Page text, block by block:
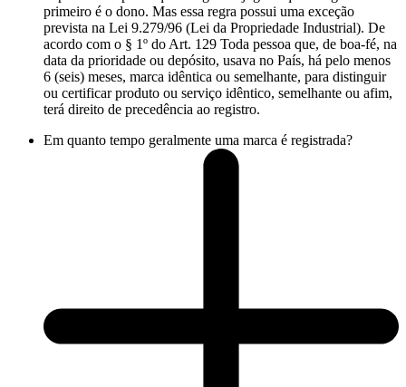
primeiro é o dono. Mas essa regra possui uma exceção
prevista na Lei 9.279/96 (Lei da Propriedade Industrial). De
acordo com o § 1º do Art. 129 Toda pessoa que, de boa-fé, na
data da prioridade ou depósito, usava no País, há pelo menos
6 (seis) meses, marca idêntica ou semelhante, para distinguir
ou certificar produto ou serviço idêntico, semelhante ou afim,
terá direito de precedência ao registro.
Em quanto tempo geralmente uma marca é registrada?